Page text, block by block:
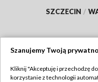
SZCZECIN /
Szanujemy Twoją
Kliknij "Akceptuję i przechodzę
korzystanie z technologii